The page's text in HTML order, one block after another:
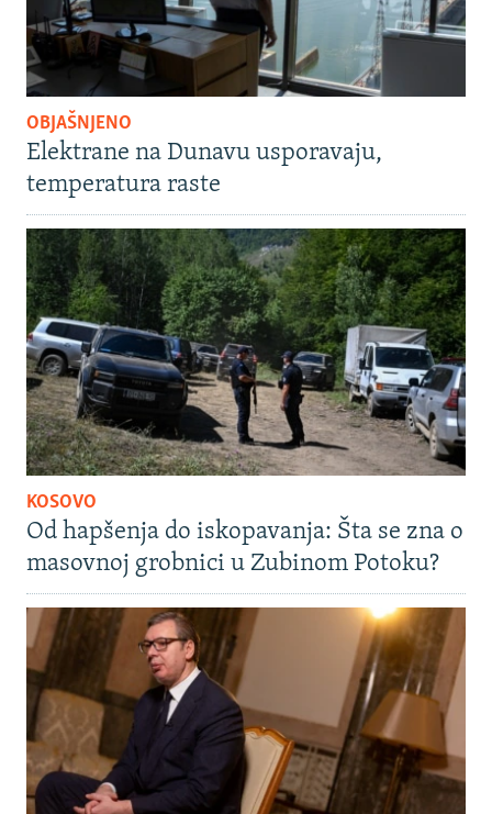
OBJAŠNJENO
Elektrane na Dunavu usporavaju,
temperatura raste
KOSOVO
Od hapšenja do iskopavanja: Šta se zna o
masovnoj grobnici u Zubinom Potoku?